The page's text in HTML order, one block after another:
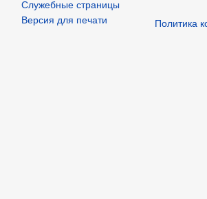
Служебные страницы
Версия для печати
Политика